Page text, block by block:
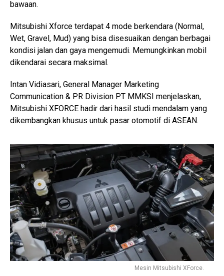
bawaan.
Mitsubishi Xforce terdapat 4 mode berkendara (Normal,
Wet, Gravel, Mud) yang bisa disesuaikan dengan berbagai
kondisi jalan dan gaya mengemudi. Memungkinkan mobil
dikendarai secara maksimal.
Intan Vidiasari, General Manager Marketing
Communication & PR Division PT MMKSI menjelaskan,
Mitsubishi XFORCE hadir dari hasil studi mendalam yang
dikembangkan khusus untuk pasar otomotif di ASEAN.
Mesin Mitsubishi XForce.